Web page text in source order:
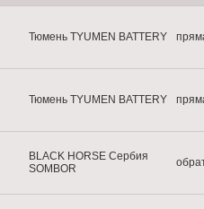
Тюмень TYUMEN BATTERY
Тюмень TYUMEN BATTERY
BLACK HORSE Сербия
SOMBOR